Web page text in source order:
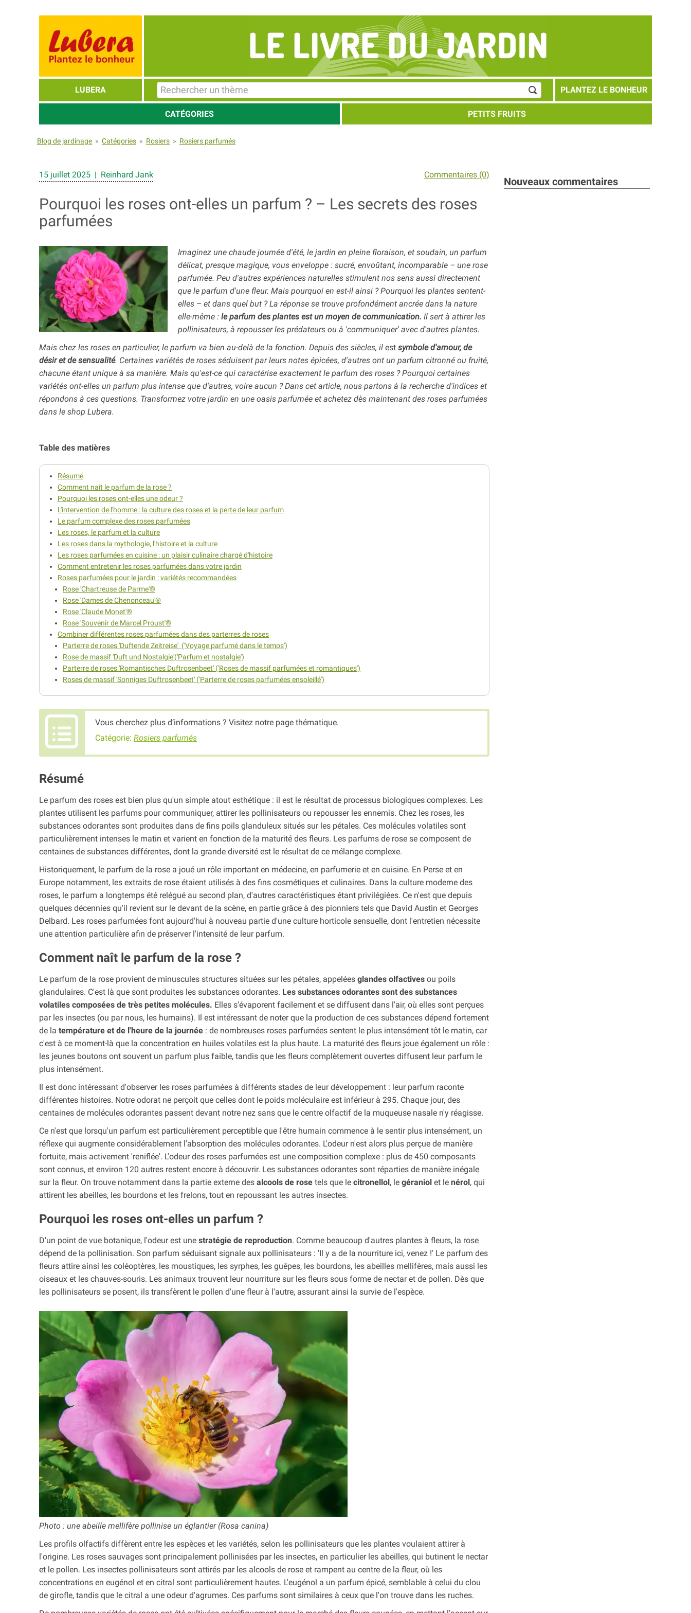
LUBERA PLANTEZ LE BONHEUR
CATÉGORIES PETITS FRUITS
Blog de jardinage » Catégories » Rosiers » Rosiers parfumés
Nouveaux commentaires
15 juillet 2025 | Reinhard Jank Commentaires (0)
Pourquoi les roses ont-elles un parfum ? – Les secrets des roses
parfumées
Imaginez une chaude journée d'été, le jardin en pleine floraison, et soudain, un parfum
délicat, presque magique, vous enveloppe : sucré, envoûtant, incomparable – une rose
parfumée. Peu d'autres expériences naturelles stimulent nos sens aussi directement
que le parfum d'une fleur. Mais pourquoi en est-il ainsi ? Pourquoi les plantes sentent-
elles – et dans quel but ? La réponse se trouve profondément ancrée dans la nature
elle-même : le parfum des plantes est un moyen de communication. Il sert à attirer les
pollinisateurs, à repousser les prédateurs ou à 'communiquer' avec d'autres plantes.
Mais chez les roses en particulier, le parfum va bien au-delà de la fonction. Depuis des siècles, il est symbole d'amour, de
désir et de sensualité. Certaines variétés de roses séduisent par leurs notes épicées, d'autres ont un parfum citronné ou fruité,
chacune étant unique à sa manière. Mais qu'est-ce qui caractérise exactement le parfum des roses ? Pourquoi certaines
variétés ont-elles un parfum plus intense que d'autres, voire aucun ? Dans cet article, nous partons à la recherche d'indices et
répondons à ces questions. Transformez votre jardin en une oasis parfumée et achetez dès maintenant des roses parfumées
dans le shop Lubera.
Table des matières
Résumé
Comment naît le parfum de la rose ?
Pourquoi les roses ont-elles une odeur ?
L'intervention de l'homme : la culture des roses et la perte de leur parfum
Le parfum complexe des roses parfumées
Les roses, le parfum et la culture
Les roses dans la mythologie, l'histoire et la culture
Les roses parfumées en cuisine : un plaisir culinaire chargé d'histoire
Comment entretenir les roses parfumées dans votre jardin
Roses parfumées pour le jardin : variétés recommandées
Rose 'Chartreuse de Parme'®
Rose 'Dames de Chenonceau'®
Rose 'Claude Monet'®
Rose 'Souvenir de Marcel Proust'®
Combiner différentes roses parfumées dans des parterres de roses
Parterre de roses 'Duftende Zeitreise' ('Voyage parfumé dans le temps')
Rose de massif 'Duft und Nostalgie'('Parfum et nostalgie')
Parterre de roses 'Romantisches Duftrosenbeet' ('Roses de massif parfumées et romantiques')
Roses de massif 'Sonniges Duftrosenbeet' ('Parterre de roses parfumées ensoleillé')
Vous cherchez plus d’informations ? Visitez notre page thématique.
Catégorie: Rosiers parfumés
Résumé
Le parfum des roses est bien plus qu'un simple atout esthétique : il est le résultat de processus biologiques complexes. Les
plantes utilisent les parfums pour communiquer, attirer les pollinisateurs ou repousser les ennemis. Chez les roses, les
substances odorantes sont produites dans de fins poils glanduleux situés sur les pétales. Ces molécules volatiles sont
particulièrement intenses le matin et varient en fonction de la maturité des fleurs. Les parfums de rose se composent de
centaines de substances différentes, dont la grande diversité est le résultat de ce mélange complexe.
Historiquement, le parfum de la rose a joué un rôle important en médecine, en parfumerie et en cuisine. En Perse et en
Europe notamment, les extraits de rose étaient utilisés à des fins cosmétiques et culinaires. Dans la culture moderne des
roses, le parfum a longtemps été relégué au second plan, d'autres caractéristiques étant privilégiées. Ce n'est que depuis
quelques décennies qu'il revient sur le devant de la scène, en partie grâce à des pionniers tels que David Austin et Georges
Delbard. Les roses parfumées font aujourd'hui à nouveau partie d'une culture horticole sensuelle, dont l'entretien nécessite
une attention particulière afin de préserver l'intensité de leur parfum.
Comment naît le parfum de la rose ?
Le parfum de la rose provient de minuscules structures situées sur les pétales, appelées glandes olfactives ou poils
glandulaires. C'est là que sont produites les substances odorantes. Les substances odorantes sont des substances
volatiles composées de très petites molécules. Elles s'évaporent facilement et se diffusent dans l'air, où elles sont perçues
par les insectes (ou par nous, les humains). Il est intéressant de noter que la production de ces substances dépend fortement
de la température et de l'heure de la journée : de nombreuses roses parfumées sentent le plus intensément tôt le matin, car
c'est à ce moment-là que la concentration en huiles volatiles est la plus haute. La maturité des fleurs joue également un rôle :
les jeunes boutons ont souvent un parfum plus faible, tandis que les fleurs complètement ouvertes diffusent leur parfum le
plus intensément.
Il est donc intéressant d'observer les roses parfumées à différents stades de leur développement : leur parfum raconte
différentes histoires. Notre odorat ne perçoit que celles dont le poids moléculaire est inférieur à 295. Chaque jour, des
centaines de molécules odorantes passent devant notre nez sans que le centre olfactif de la muqueuse nasale n'y réagisse.
Ce n'est que lorsqu'un parfum est particulièrement perceptible que l'être humain commence à le sentir plus intensément, un
réflexe qui augmente considérablement l'absorption des molécules odorantes. L'odeur n'est alors plus perçue de manière
fortuite, mais activement 'reniflée'. L'odeur des roses parfumées est une composition complexe : plus de 450 composants
sont connus, et environ 120 autres restent encore à découvrir. Les substances odorantes sont réparties de manière inégale
sur la fleur. On trouve notamment dans la partie externe des alcools de rose tels que le citronellol, le géraniol et le nérol, qui
attirent les abeilles, les bourdons et les frelons, tout en repoussant les autres insectes.
Pourquoi les roses ont-elles un parfum ?
D'un point de vue botanique, l'odeur est une stratégie de reproduction. Comme beaucoup d'autres plantes à fleurs, la rose
dépend de la pollinisation. Son parfum séduisant signale aux pollinisateurs : 'Il y a de la nourriture ici, venez !' Le parfum des
fleurs attire ainsi les coléoptères, les moustiques, les syrphes, les guêpes, les bourdons, les abeilles mellifères, mais aussi les
oiseaux et les chauves-souris. Les animaux trouvent leur nourriture sur les fleurs sous forme de nectar et de pollen. Dès que
les pollinisateurs se posent, ils transfèrent le pollen d'une fleur à l'autre, assurant ainsi la survie de l'espèce.
Photo : une abeille mellifère pollinise un églantier (Rosa canina)
Les profils olfactifs diffèrent entre les espèces et les variétés, selon les pollinisateurs que les plantes voulaient attirer à
l'origine. Les roses sauvages sont principalement pollinisées par les insectes, en particulier les abeilles, qui butinent le nectar
et le pollen. Les insectes pollinisateurs sont attirés par les alcools de rose et rampent au centre de la fleur, où les
concentrations en eugénol et en citral sont particulièrement hautes. L'eugénol a un parfum épicé, semblable à celui du clou
de girofle, tandis que le citral a une odeur d'agrumes. Ces parfums sont similaires à ceux que l'on trouve dans les ruches.